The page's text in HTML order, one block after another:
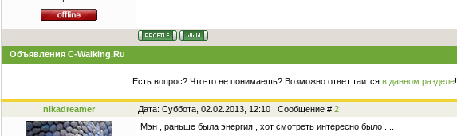
Объявления C-Walking.Ru
Есть вопрос? Что-то не понимаешь? Возможно ответ таится в данном разделе!
nikadreamer Дата: Суббота, 02.02.2013, 12:10 | Сообщение # 2
Мэн , раньше была энергия , хот смотреть интересно было ....